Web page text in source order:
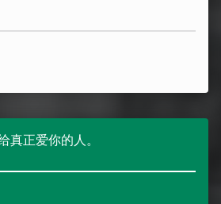
真正爱你的人。